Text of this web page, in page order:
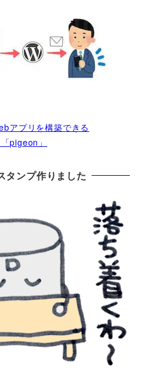
アプリを構築できる
pigeon」
タンプ作りました